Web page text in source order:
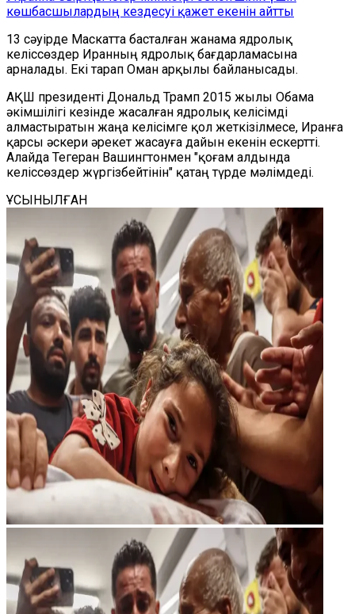
көшбасшылардың кездесуі қажет екенін айтты
13 сәуірде Маскатта басталған жанама ядролық
келіссөздер Иранның ядролық бағдарламасына
арналады. Екі тарап Оман арқылы байланысады.
АҚШ президенті Дональд Трамп 2015 жылы Обама
әкімшілігі кезінде жасалған ядролық келісімді
алмастыратын жаңа келісімге қол жеткізілмесе, Иранға
қарсы әскери әрекет жасауға дайын екенін ескертті.
Алайда Тегеран Вашингтонмен "қоғам алдында
келіссөздер жүргізбейтінін" қатаң түрде мәлімдеді.
ҰСЫНЫЛҒАН